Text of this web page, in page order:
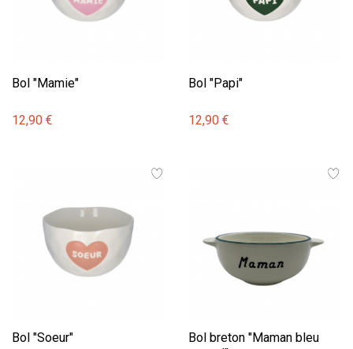
Bol "Mamie"
12,90 €
Bol "Papi"
12,90 €
Bol "Soeur"
Bol breton "Maman bleu